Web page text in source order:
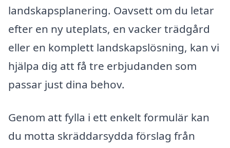
landskapsplanering. Oavsett om du letar
efter en ny uteplats, en vacker trädgård
eller en komplett landskapslösning, kan vi
hjälpa dig att få tre erbjudanden som
passar just dina behov.
Genom att fylla i ett enkelt formulär kan
du motta skräddarsydda förslag från